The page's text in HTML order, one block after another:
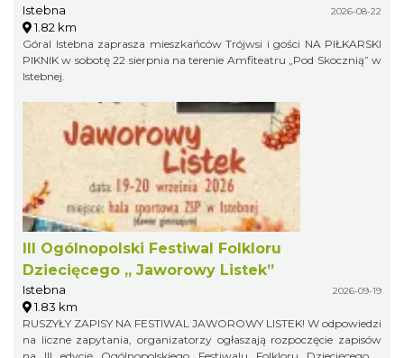
Istebna 2026-08-22
1.82 km
Góral Istebna zaprasza mieszkańców Trójwsi i gości NA PIŁKARSKI
PIKNIK w sobotę 22 sierpnia na terenie Amfiteatru „Pod Skocznią” w
Istebnej.
III Ogólnopolski Festiwal Folkloru
Dziecięcego „ Jaworowy Listek”
Istebna 2026-09-19
1.83 km
RUSZYŁY ZAPISY NA FESTIWAL JAWOROWY LISTEK! W odpowiedzi
na liczne zapytania, organizatorzy ogłaszają rozpoczęcie zapisów